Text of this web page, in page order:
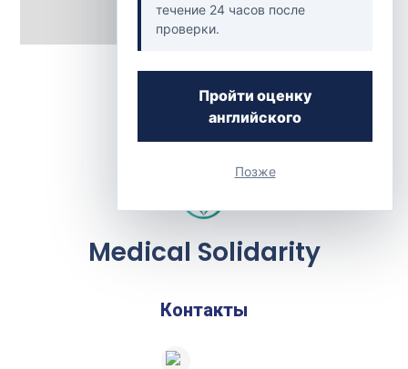
течение 24 часов после
проверки.
Пройти оценку
английского
Позже
Medical Solidarity
Контакты